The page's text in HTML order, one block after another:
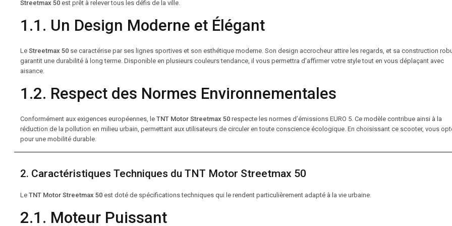
Streetmax 50 est prêt à relever tous les défis de la ville.
1.1. Un Design Moderne et Élégant
Le Streetmax 50 se caractérise par ses lignes sportives et son esthétique moderne. Son design accrocheur attire les regards, et sa construction
garantit une durabilité à long terme. Disponible en plusieurs couleurs tendance, il vous permettra d’affirmer votre style tout en vous déplaçant avec
aisance.
1.2. Respect des Normes Environnementales
Conformément aux exigences européennes, le TNT Motor Streetmax 50 respecte les normes d’émissions EURO 5. Ce modèle contribue ainsi à la
réduction de la pollution en milieu urbain, permettant aux utilisateurs de circuler en toute conscience écologique. En choisissant ce scooter, vous
pour une mobilité durable.
2. Caractéristiques Techniques du TNT Motor Streetmax 50
Le TNT Motor Streetmax 50 est doté de spécifications techniques qui le rendent particulièrement adapté à la vie urbaine.
2.1. Moteur Puissant